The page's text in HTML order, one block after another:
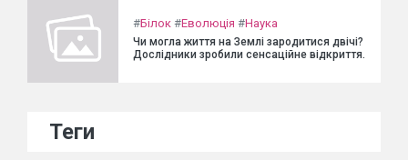
#Білок #Еволюція #Наука
Чи могла життя на Землі зародитися двічі?
Дослідники зробили сенсаційне відкриття.
Теги